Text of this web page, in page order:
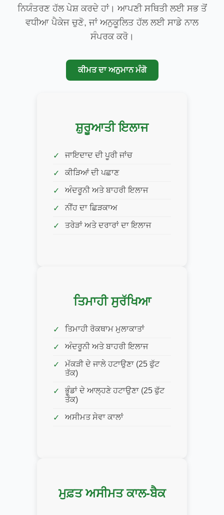
ਨਿਯੰਤਰਣ ਹੱਲ ਪੇਸ਼ ਕਰਦੇ ਹਾਂ। ਆਪਣੀ ਸਥਿਤੀ ਲਈ ਸਭ ਤੋਂ
ਵਧੀਆ ਪੈਕੇਜ ਚੁਣੋ, ਜਾਂ ਅਨੁਕੂਲਿਤ ਹੱਲ ਲਈ ਸਾਡੇ ਨਾਲ
ਸੰਪਰਕ ਕਰੋ।
ਕੀਮਤ ਦਾ ਅਨੁਮਾਨ ਮੰਗੋ
ਸ਼ੁਰੂਆਤੀ ਇਲਾਜ
ਜਾਇਦਾਦ ਦੀ ਪੂਰੀ ਜਾਂਚ
ਕੀੜਿਆਂ ਦੀ ਪਛਾਣ
ਅੰਦਰੂਨੀ ਅਤੇ ਬਾਹਰੀ ਇਲਾਜ
ਨੀਂਹ ਦਾ ਛਿੜਕਾਅ
ਤਰੇੜਾਂ ਅਤੇ ਦਰਾਰਾਂ ਦਾ ਇਲਾਜ
ਤਿਮਾਹੀ ਸੁਰੱਖਿਆ
ਤਿਮਾਹੀ ਰੋਕਥਾਮ ਮੁਲਾਕਾਤਾਂ
ਅੰਦਰੂਨੀ ਅਤੇ ਬਾਹਰੀ ਇਲਾਜ
ਮੱਕੜੀ ਦੇ ਜਾਲੇ ਹਟਾਉਣਾ (25 ਫੁੱਟ
ਤੱਕ)
ਭੂੰਡਾਂ ਦੇ ਆਲ੍ਹਣੇ ਹਟਾਉਣਾ (25 ਫੁੱਟ
ਤੱਕ)
ਅਸੀਮਤ ਸੇਵਾ ਕਾਲਾਂ
ਮੁਫ਼ਤ ਅਸੀਮਤ ਕਾਲ-ਬੈਕ